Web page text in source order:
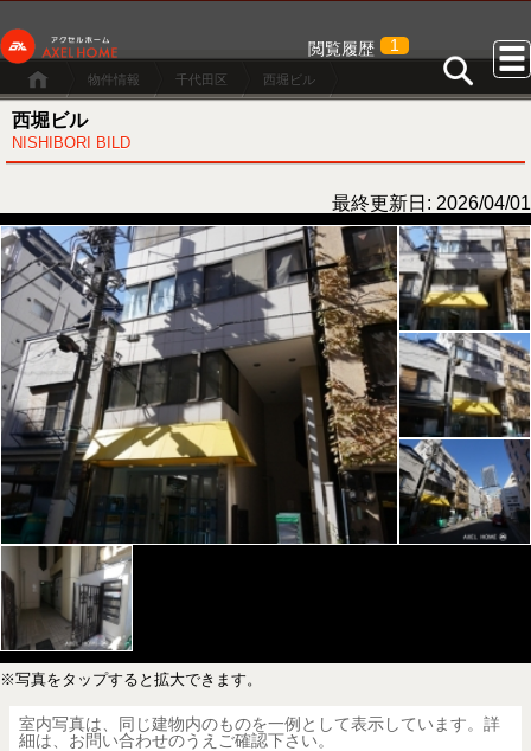
閲覧履歴 1
物件情報 千代田区 西堀ビル
西堀ビル
NISHIBORI BILD
最終更新日: 2026/04/01
※写真をタップすると拡大できます。
室内写真は、同じ建物内のものを一例として表示しています。詳
細は、お問い合わせのうえご確認下さい。